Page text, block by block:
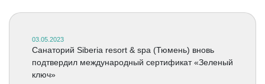
03.05.2023
Cанаторий Siberia resort & spa (Тюмень) вновь
подтвердил международный сертификат «Зеленый
ключ»